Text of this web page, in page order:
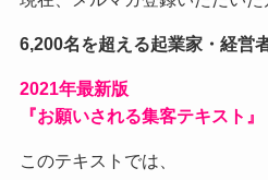
6,200名を超える起業家・経営
2021年最新版
『お願いされる集客テキスト』
このテキストでは、